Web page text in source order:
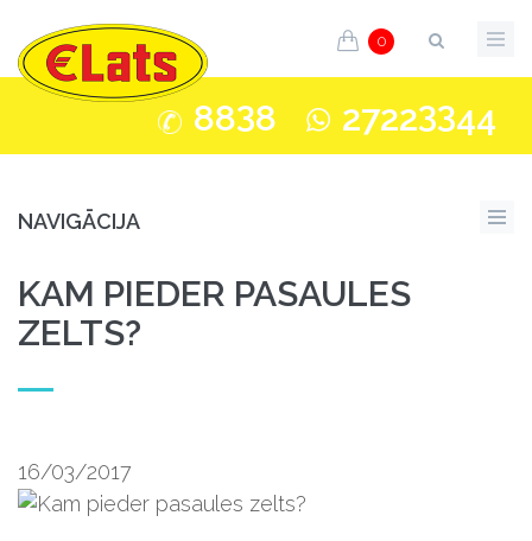
0
8838 27223344
NAVIGĀCIJA
KAM PIEDER PASAULES
ZELTS?
16/03/2017